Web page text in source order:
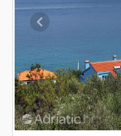
Previous